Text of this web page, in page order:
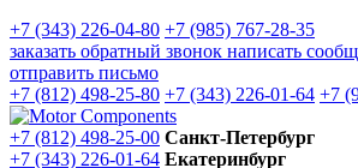
+7 (343) 226-04-80 +7 (985) 767-28-35
заказать обратный звонок написать
отправить письмо
+7 (812) 498-25-80 +7 (343) 226-01-64 +7
+7 (812) 498-25-00 Санкт-Петербург
+7 (343) 226-01-64 Екатеринбург